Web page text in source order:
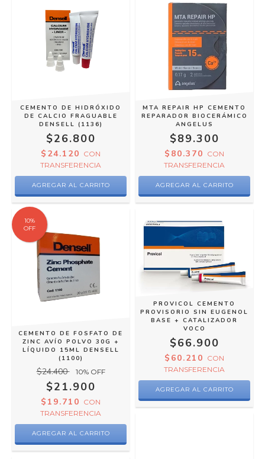
CEMENTO DE HIDRÓXIDO
DE CALCIO FRAGUABLE
DENSELL (1136)
$26.800
$24.120 CON
TRANSFERENCIA
MTA REPAIR HP CEMENTO
REPARADOR BIOCERÁMICO
ANGELUS
$89.300
$80.370 CON
TRANSFERENCIA
10%
OFF
CEMENTO DE FOSFATO DE
ZINC AVÍO POLVO 30G +
LÍQUIDO 15ML DENSELL
(1100)
$24.400 10% OFF
$21.900
$19.710 CON
TRANSFERENCIA
PROVICOL CEMENTO
PROVISORIO SIN EUGENOL
BASE + CATALIZADOR
VOCO
$66.900
$60.210 CON
TRANSFERENCIA